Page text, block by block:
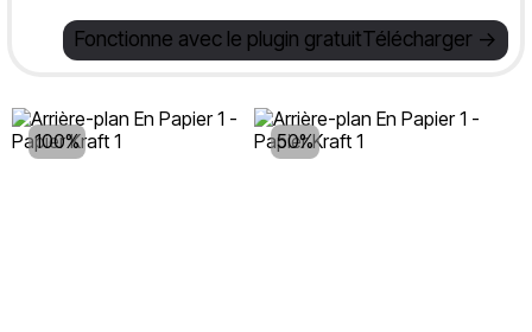
Fonctionne avec le plugin gratuitTélécharger ->
100% 50%